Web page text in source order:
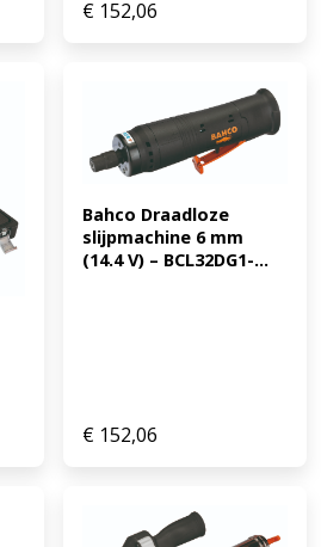
€ 152,06
Bahco Draadloze
slijpmachine 6 mm
(14.4 V) – BCL32DG1-...
€ 152,06